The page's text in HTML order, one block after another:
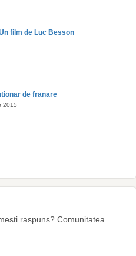
film de Luc Besson
de franare
2015
raspuns? Comunitatea